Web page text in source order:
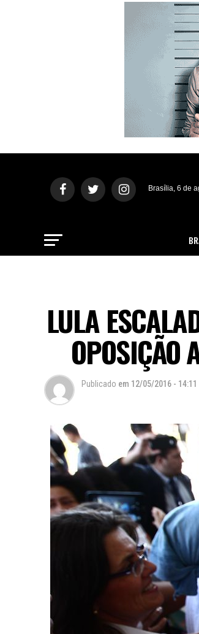
Brasília, 6 de
LULA
OPOSIÇÃO
Publicado em 12/05/2016 - 14:11